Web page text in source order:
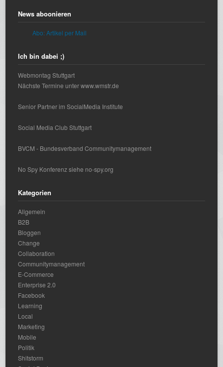
News aboonieren
Abo: Artikel per Mail
Ich bin dabei ;)
Webmontag Stuttgart
Nächste Termine unter www.wmstr.de
Senior Partner im SocialMedia Institute
Social Media Club Stuttgart
BVCM - Bundesverband Communitymanagement
No Spy Konferenz siehe no-spy.org
Kategorien
Allgemein
B2B
Bloggen
Change
Collaboration
Communitymanagement
E-Commerce
Enterprise 2.0
Facebook
Learning
Local
Marketing
Mobile
Politik
Shitstorm